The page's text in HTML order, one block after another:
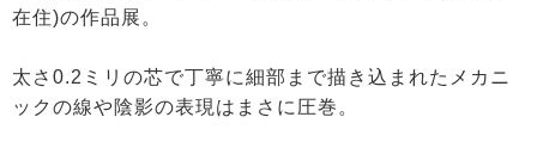
在住)の作品展。
太さ0.2ミリの芯で丁寧に細部まで描き込まれたメカニ
ックの線や陰影の表現はまさに圧巻。